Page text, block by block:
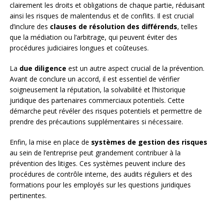
clairement les droits et obligations de chaque partie, réduisant
ainsi les risques de malentendus et de conflits. Il est crucial
d’inclure des clauses de résolution des différends, telles
que la médiation ou l’arbitrage, qui peuvent éviter des
procédures judiciaires longues et coûteuses.
La due diligence est un autre aspect crucial de la prévention.
Avant de conclure un accord, il est essentiel de vérifier
soigneusement la réputation, la solvabilité et l’historique
juridique des partenaires commerciaux potentiels. Cette
démarche peut révéler des risques potentiels et permettre de
prendre des précautions supplémentaires si nécessaire.
Enfin, la mise en place de systèmes de gestion des risques
au sein de l’entreprise peut grandement contribuer à la
prévention des litiges. Ces systèmes peuvent inclure des
procédures de contrôle interne, des audits réguliers et des
formations pour les employés sur les questions juridiques
pertinentes.